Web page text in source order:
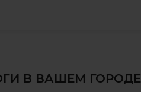
В ВАШЕМ ГОРОДЕ